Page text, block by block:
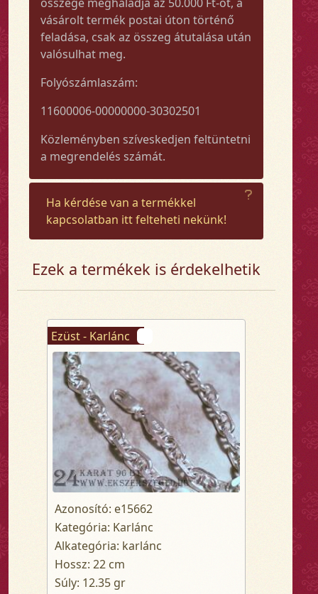
vásárolt termék postai úton történő
feladása, csak az összeg átutalása után
valósulhat meg.
Folyószámlaszám:
11600006-00000000-30302501
Közleményben szíveskedjen feltüntetni
a megrendelés számát.
Ha kérdése van a termékkel
kapcsolatban itt felteheti nekünk!
Ezek a termékek is érdekelhetik
Ezüst - Karlánc
Azonosító: e15662
Kategória: Karlánc
Alkategória: karlánc
Hossz: 22 cm
Súly: 12.35 gr